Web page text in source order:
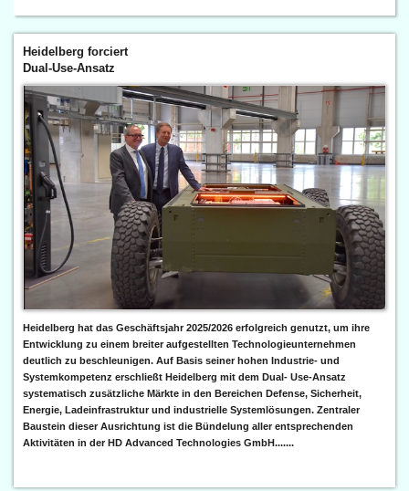
Heidelberg forciert
Dual-Use-Ansatz
Heidelberg hat das Geschäftsjahr 2025/2026 erfolgreich genutzt, um ihre
Entwicklung zu einem breiter aufgestellten Technologieunternehmen
deutlich zu beschleunigen. Auf Basis seiner hohen Industrie- und
Systemkompetenz erschließt Heidelberg mit dem Dual- Use-Ansatz
systematisch zusätzliche Märkte in den Bereichen Defense, Sicherheit,
Energie, Ladeinfrastruktur und industrielle Systemlösungen. Zentraler
Baustein dieser Ausrichtung ist die Bündelung aller entsprechenden
Aktivitäten in der HD Advanced Technologies GmbH.......